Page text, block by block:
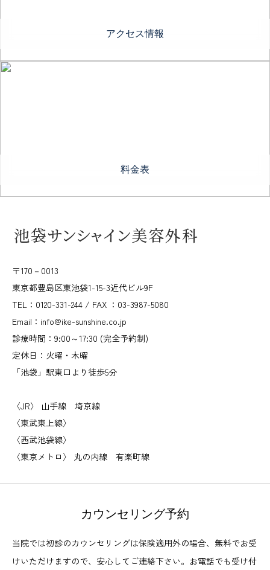
アクセス情報
料金表
〒170－0013
東京都豊島区東池袋1-15-3近代ビル9F
TEL：0120-331-244 / FAX ：03-3987-5080
Email：info@ike-sunshine.co.jp
診療時間：9:00～17:30 (完全予約制)
定休日：火曜・木曜
「池袋」駅東口より徒歩5分
〈JR〉 山手線 埼京線
〈東武東上線〉
〈西武池袋線〉
〈東京メトロ〉 丸の内線 有楽町線
カウンセリング予約
当院では初診のカウンセリングは保険適用外の場合、無料でお受
けいただけますので、安心してご連絡下さい。お電話でも受け付